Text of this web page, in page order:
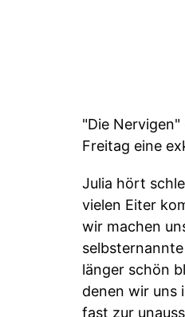
"Die
Freitag eine
Julia hört
vielen Eiter
wir machen
länger schön
denen wir uns
fast zur